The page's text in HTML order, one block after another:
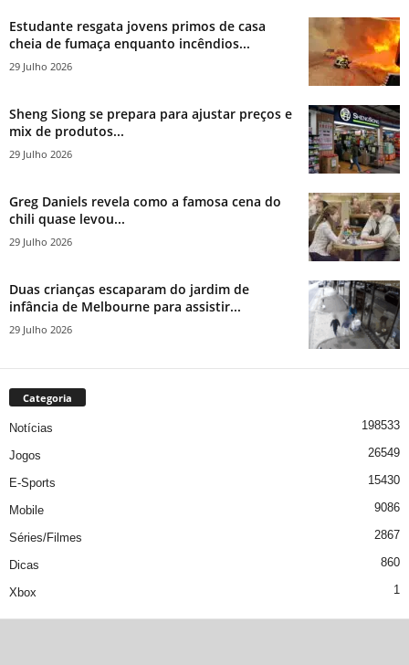
Estudante resgata jovens primos de casa
cheia de fumaça enquanto incêndios...
29 Julho 2026
Sheng Siong se prepara para ajustar preços e
mix de produtos...
29 Julho 2026
Greg Daniels revela como a famosa cena do
chili quase levou...
29 Julho 2026
Duas crianças escaparam do jardim de
infância de Melbourne para assistir...
29 Julho 2026
Categoria
Notícias 198533
Jogos 26549
E-Sports 15430
Mobile 9086
Séries/Filmes 2867
Dicas 860
Xbox 1